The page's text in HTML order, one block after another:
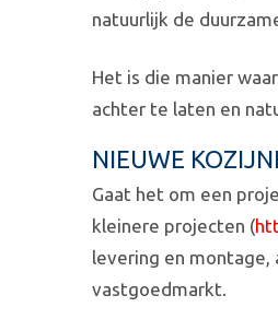
natuurlijk de
Het is die manier
achter te laten en
NIEUWE
Gaat het om een
kleinere projecten (
levering en montage,
vastgoedmarkt.